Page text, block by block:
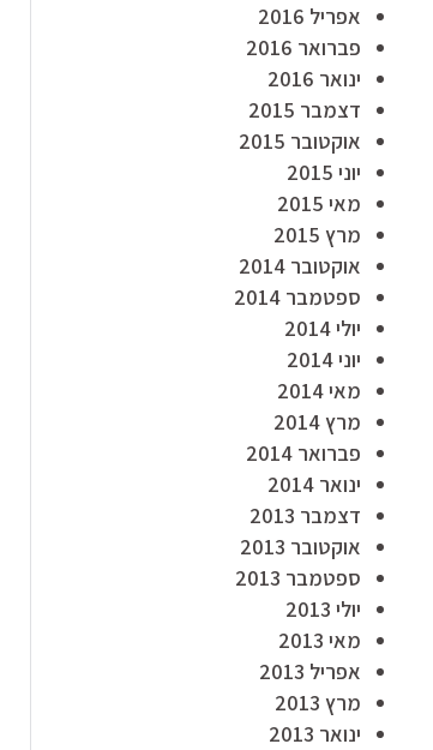
אפריל 2016
פברואר 2016
ינואר 2016
דצמבר 2015
אוקטובר 2015
יוני 2015
מאי 2015
מרץ 2015
אוקטובר 2014
ספטמבר 2014
יולי 2014
יוני 2014
מאי 2014
מרץ 2014
פברואר 2014
ינואר 2014
דצמבר 2013
אוקטובר 2013
ספטמבר 2013
יולי 2013
מאי 2013
אפריל 2013
מרץ 2013
ינואר 2013